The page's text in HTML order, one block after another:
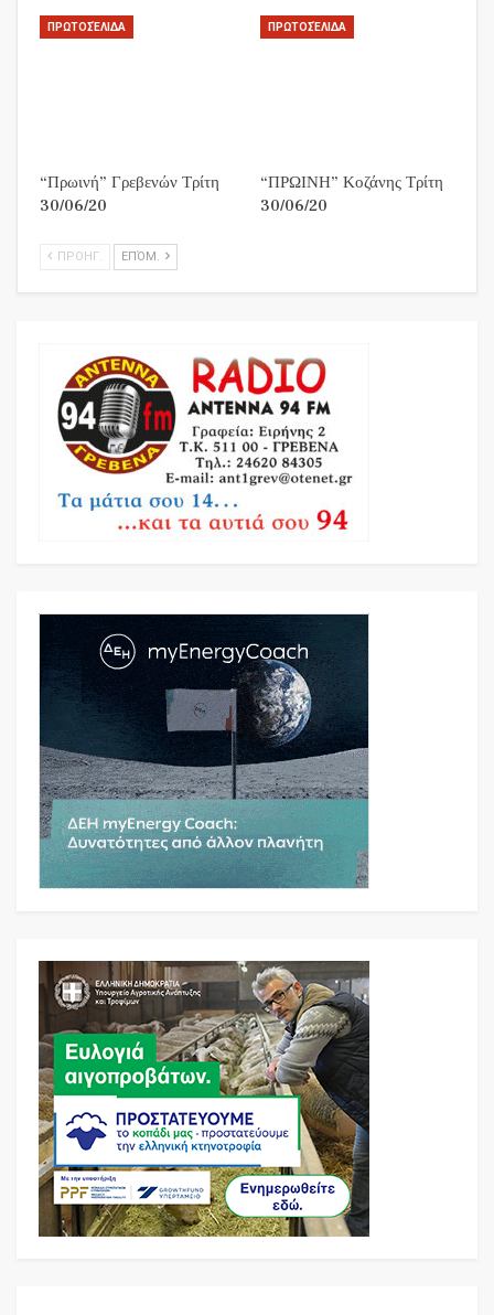
ΠΡΩΤΟΣΈΛΙΔΑ
“Πρωινή” Γρεβενών Τρίτη
30/06/20
ΠΡΩΤΟΣΈΛΙΔΑ
“ΠΡΩΙΝΗ” Κοζάνης Τρίτη
30/06/20
ΠΡΟΗΓ. ΕΠΌΜ.